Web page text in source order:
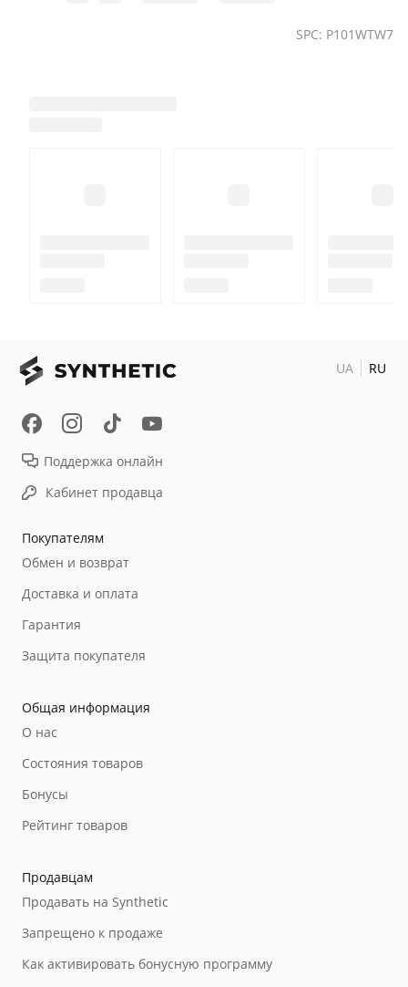
SPC: P101WTW7
Покупателям
Обмен и возврат
Доставка и оплата
Гарантия
Защита покупателя
Общая информация
О нас
Состояния товаров
Бонусы
Рейтинг товаров
Продавцам
Продавать на Synthetic
Запрещено к продаже
Как активировать бонусную программу
Поддержка онлайн
Кабинет продавца
UA RU